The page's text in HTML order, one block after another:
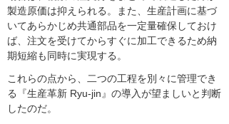
製造原価は抑えられる。また、生産計画に基づ
いてあらかじめ共通部品を一定量確保しておけ
ば、注文を受けてからすぐに加工できるため納
期短縮も同時に実現する。
これらの点から、二つの工程を別々に管理でき
る『生産革新 Ryu-jin』の導入が望ましいと判断
したのだ。